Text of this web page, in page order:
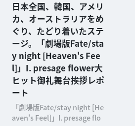
日本全国、韓国、アメリ
カ、オーストラリアをめ
ぐり、たどり着いたステ
ージ。「劇場版Fate/sta
y night [Heaven's Fee
l]」I. presage flower大
ヒット御礼舞台挨拶レポ
ート
「劇場版Fate/stay night [He
aven's Feel]」I. presage flo